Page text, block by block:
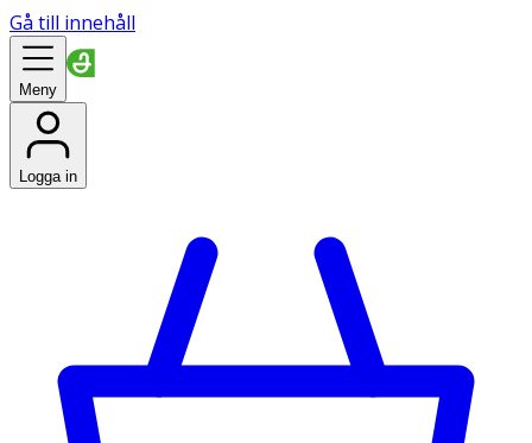
Gå till innehåll
Meny
Logga in